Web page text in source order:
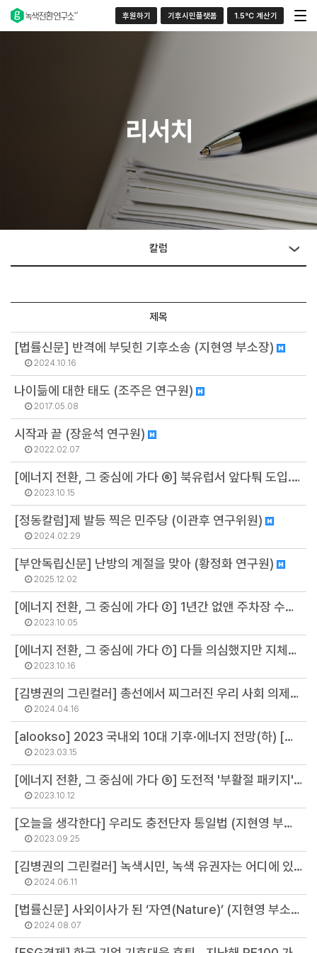
후원하기 기후시민플랫폼 1.5°C 계산기
리서치
칼럼
제목
[법률신문] 반격에 부딪힌 기후소송 (지현영 부소장)
2024.10.16
나이듦에 대한 태도 (조주은 연구원)
2017.05.08
시작과 끝 (장윤석 연구원)
2022.02.07
[에너지 전환, 그 중심에 가다 ⑥] 북유럽서 앞다퉈 도입... 난방비 폭탄 막을 수 있는 '이것' (이대원)
2023.10.15
[정동칼럼]제 발등 찍은 민주당 (이관후 연구위원)
2024.02.29
[부안독립신문] 난방의 계절을 맞아 (황정화 연구원)
2025.12.02
[에너지 전환, 그 중심에 가다 ②] 1년간 없앤 주차장 수만 1300개... 이 도시의 야심찬 목표 (고이지선 지역전환팀 선임연구원)
2023.10.05
[에너지 전환, 그 중심에 가다 ⑦] 다들 의심했지만 지체없이 직진, 독일의 놀라운 '기후정치' (김혜미 연구원)
2023.10.16
[김병권의 그린컬러] 총선에서 찌그러진 우리 사회 의제들 (김병권 연구위원)
2024.04.16
[alookso] 2023 국내외 10대 기후·에너지 전망(하) [이유진 소장]
2023.03.15
[에너지 전환, 그 중심에 가다 ⑤] 도전적 '부활절 패키지'에도... 이유 있는 독일의 자신감 (안병철 연구의원)
2023.10.12
[오늘을 생각한다] 우리도 충전단자 통일법 (지현영 부소장)
2023.09.25
[김병권의 그린컬러] 녹색시민, 녹색 유권자는 어디에 있을까? (김병권 연구위원)
2024.06.11
[법률신문] 사외이사가 된 ‘자연(Nature)’ (지현영 부소장)
2024.08.07